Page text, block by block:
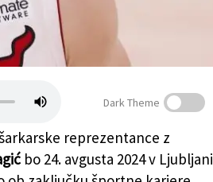
Dark Theme
reprezentance z
bo 24. avgusta 2024 v Ljubljani